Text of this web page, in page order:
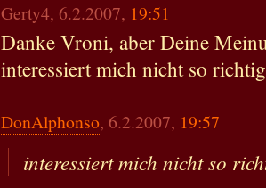
Gerty4, 6.2.2007, 19:51
Danke Vroni, aber Deine
interessiert mich nicht so
DonAlphonso, 6.2.2007, 19:57
interessiert mich nicht so